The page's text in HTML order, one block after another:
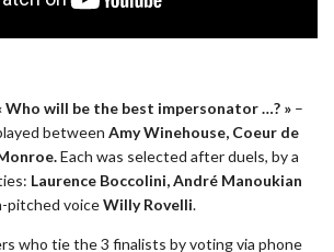
Who will be the best impersonator …? » –
between Amy Winehouse, Coeur de
Each was selected after duels, by a
Laurence Boccolini, André Manoukian
pitched voiceWilly Rovelli.
who tie the 3 finalists by voting via phone